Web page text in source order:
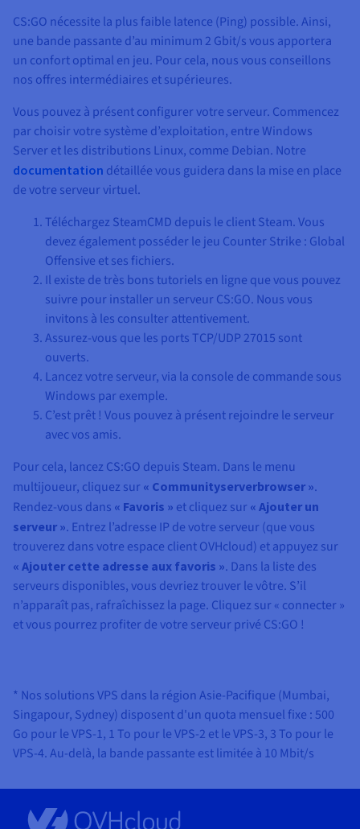
CS:GO nécessite la plus faible latence (Ping) possible. Ainsi,
une bande passante d’au minimum 2 Gbit/svous apportera
un confort optimal en jeu. Pour cela, nous vous conseillons
nos offres intermédiaires et supérieures.
Vous pouvez à présent configurer votre serveur. Commencez
par choisir votre système d’exploitation, entre Windows
Server et les distributions Linux, comme Debian. Notre
documentation détaillée vous guidera dans la mise en place
de votre serveur virtuel.
Téléchargez SteamCMD depuis le client Steam. Vous
devez également posséder le jeu Counter Strike : Global
Offensive et ses fichiers.
Il existe de très bons tutoriels en ligne que vous pouvez
suivre pour installer un serveur CS:GO. Nous vous
invitons à les consulter attentivement.
Assurez-vous que les ports TCP/UDP 27015 sont
ouverts.
Lancez votre serveur, via la console de commande sous
Windows par exemple.
C’est prêt ! Vous pouvez à présent rejoindre le serveur
avec vos amis.
Pour cela, lancez CS:GO depuis Steam. Dans le menu
multijoueur, cliquez sur « Communityserverbrowser ».
Rendez-vous dans « Favoris » et cliquez sur « Ajouter un
serveur ». Entrez l’adresse IP de votre serveur (que vous
trouverez dans votre espace client OVHcloud) et appuyez sur
« Ajouter cette adresse aux favoris ». Dans la liste des
serveurs disponibles, vous devriez trouver le vôtre. S’il
n’apparaît pas, rafraîchissez la page. Cliquez sur « connecter »
et vous pourrez profiter de votre serveur privé CS:GO !
* Nos solutions VPS dans la région Asie-Pacifique (Mumbai,
Singapour, Sydney) disposent d'un quota mensuel fixe : 500
Go pour le VPS-1, 1 To pour le VPS-2 et le VPS-3, 3 To pour le
VPS-4. Au-delà, la bande passante est limitée à 10 Mbit/s